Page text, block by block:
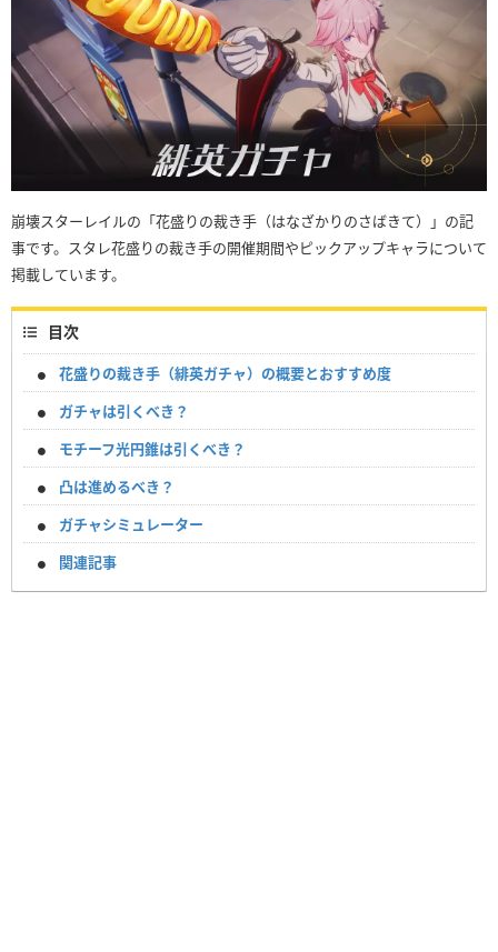
崩壊スターレイルの「花盛りの裁き手（はなざかりのさばきて）」の記
事です。スタレ花盛りの裁き手の開催期間やピックアップキャラについて
掲載しています。
目次
花盛りの裁き手（緋英ガチャ）の概要とおすすめ度
ガチャは引くべき？
モチーフ光円錐は引くべき？
凸は進めるべき？
ガチャシミュレーター
関連記事